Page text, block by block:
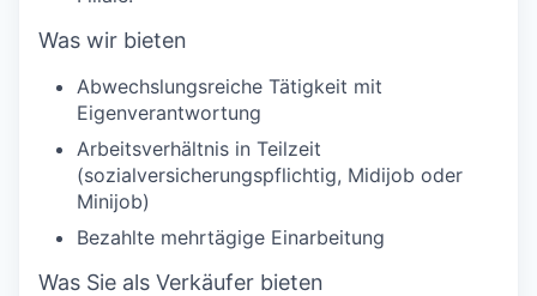
Was wir bieten
Abwechslungsreiche Tätigkeit mit
Eigenverantwortung
Arbeitsverhältnis in Teilzeit
(sozialversicherungspflichtig, Midijob oder
Minijob)
Bezahlte mehrtägige Einarbeitung
Was Sie als Verkäufer bieten